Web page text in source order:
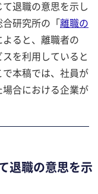
退職の意思を示し
研究所の「離職の
よると、離職者の
を利用していると
本稿では、社員が
合における企業が
退職の意思を示